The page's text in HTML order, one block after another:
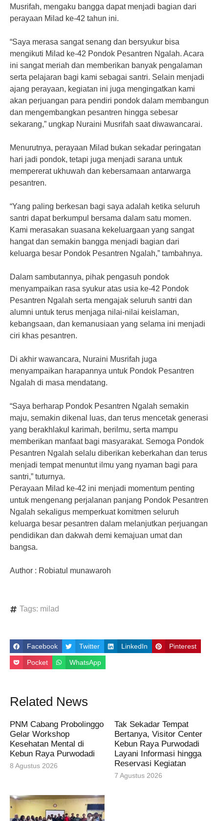
Musrifah, mengaku bangga dapat menjadi bagian dari
perayaan Milad ke-42 tahun ini.
“Saya merasa sangat senang dan bersyukur bisa
mengikuti Milad ke-42 Pondok Pesantren Ngalah. Acara
ini sangat meriah dan memberikan banyak pengalaman
serta pelajaran bagi kami sebagai santri. Selain menjadi
ajang perayaan, kegiatan ini juga mengingatkan kami
akan perjuangan para pendiri pondok dalam membangun
dan mengembangkan pesantren hingga sebesar
sekarang,” ungkap Nuraini Musrifah saat diwawancarai.
Menurutnya, perayaan Milad bukan sekadar peringatan
hari jadi pondok, tetapi juga menjadi sarana untuk
mempererat ukhuwah dan kebersamaan antarwarga
pesantren.
“Yang paling berkesan bagi saya adalah ketika seluruh
santri dapat berkumpul bersama dalam satu momen.
Kami merasakan suasana kekeluargaan yang sangat
hangat dan semakin bangga menjadi bagian dari
keluarga besar Pondok Pesantren Ngalah,” tambahnya.
Dalam sambutannya, pihak pengasuh pondok
menyampaikan rasa syukur atas usia ke-42 Pondok
Pesantren Ngalah serta mengajak seluruh santri dan
alumni untuk terus menjaga nilai-nilai keislaman,
kebangsaan, dan kemanusiaan yang selama ini menjadi
ciri khas pesantren.
Di akhir wawancara, Nuraini Musrifah juga
menyampaikan harapannya untuk Pondok Pesantren
Ngalah di masa mendatang.
“Saya berharap Pondok Pesantren Ngalah semakin
maju, semakin dikenal luas, dan terus mencetak generasi
yang berakhlakul karimah, berilmu, serta mampu
memberikan manfaat bagi masyarakat. Semoga Pondok
Pesantren Ngalah selalu diberikan keberkahan dan terus
menjadi tempat menuntut ilmu yang nyaman bagi para
santri,” tuturnya.
Perayaan Milad ke-42 ini menjadi momentum penting
untuk mengenang perjalanan panjang Pondok Pesantren
Ngalah sekaligus memperkuat komitmen seluruh
keluarga besar pesantren dalam melanjutkan perjuangan
pendidikan dan dakwah demi kemajuan umat dan
bangsa.
Author : Robiatul munawaroh
Tags: milad
Facebook Twitter LinkedIn Pinterest
Pocket WhatsApp
Related News
PNM Cabang Probolinggo
Gelar Workshop
Kesehatan Mental di
Kebun Raya Purwodadi
8 Agustus 2026
Tak Sekadar Tempat
Bertanya, Visitor Center
Kebun Raya Purwodadi
Layani Informasi hingga
Reservasi Kegiatan
7 Agustus 2026